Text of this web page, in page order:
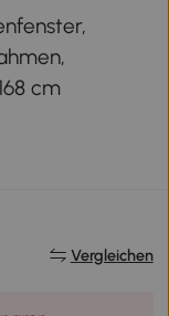
cm
Vergleichen